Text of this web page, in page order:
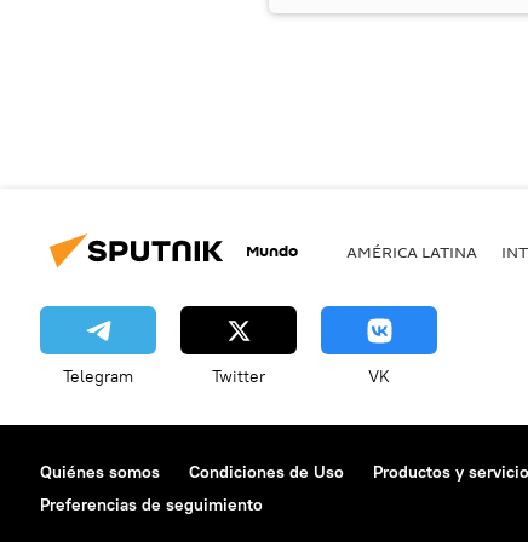
Mundo AMÉRICA LATINA
Telegram Twitter VK
Quiénes somos Condiciones de Uso Productos y
Preferencias de seguimiento